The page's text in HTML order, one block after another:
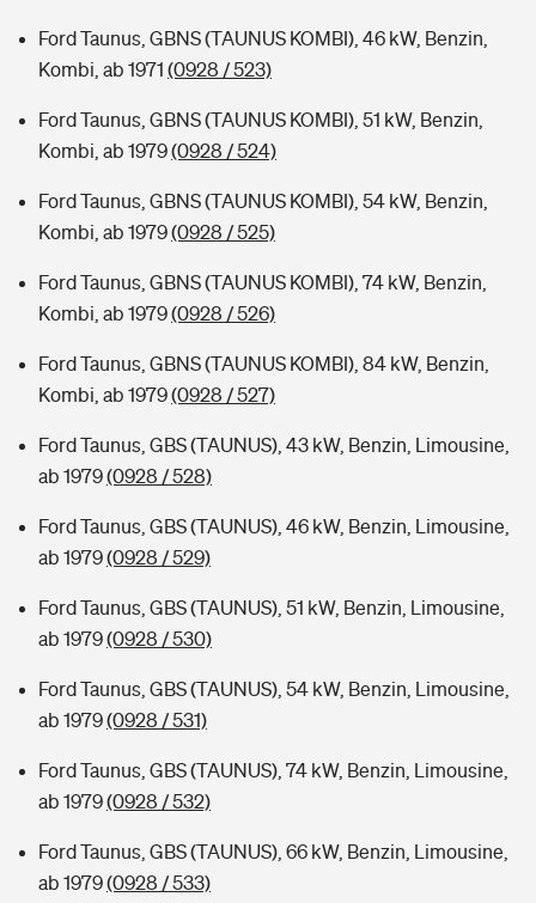
Ford Taunus, GBNS (TAUNUS KOMBI), 46 kW, Benzin,
Kombi, ab 1971 (0928 / 523)
Ford Taunus, GBNS (TAUNUS KOMBI), 51 kW, Benzin,
Kombi, ab 1979(0928 / 524)
Ford Taunus, GBNS (TAUNUS KOMBI), 54 kW, Benzin,
Kombi, ab 1979(0928 / 525)
Ford Taunus, GBNS (TAUNUS KOMBI), 74 kW, Benzin,
Kombi, ab 1979(0928 / 526)
Ford Taunus, GBNS (TAUNUS KOMBI), 84 kW, Benzin,
Kombi, ab 1979(0928 / 527)
Ford Taunus, GBS (TAUNUS), 43 kW, Benzin, Limousine,
ab 1979(0928 / 528)
Ford Taunus, GBS (TAUNUS), 46 kW, Benzin, Limousine,
ab 1979(0928 / 529)
Ford Taunus, GBS (TAUNUS), 51 kW, Benzin, Limousine,
ab 1979(0928 / 530)
Ford Taunus, GBS (TAUNUS), 54 kW, Benzin, Limousine,
ab 1979(0928 / 531)
Ford Taunus, GBS (TAUNUS), 74 kW, Benzin, Limousine,
ab 1979(0928 / 532)
Ford Taunus, GBS (TAUNUS), 66 kW, Benzin, Limousine,
ab 1979(0928 / 533)